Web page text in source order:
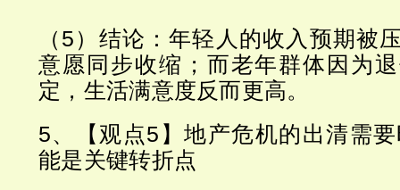
（5）结论：年轻人的收入预期被
意愿同步收缩；而老年群体因为
定，生活满意度反而更高。
5、【观点5】地产危机的出清需
能是关键转折点